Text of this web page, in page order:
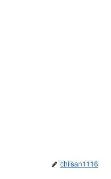
chiisan1116